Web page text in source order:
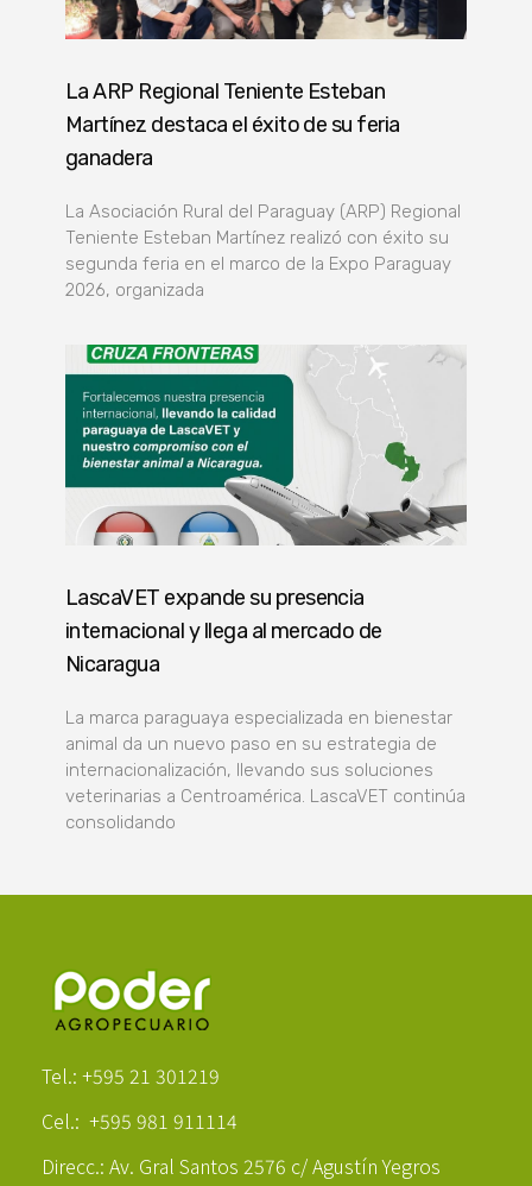
La ARP Regional Teniente Esteban
Martínez destaca el éxito de su feria
ganadera
La Asociación Rural del Paraguay (ARP) Regional
Teniente Esteban Martínez realizó con éxito su
segunda feria en el marco de la Expo Paraguay
2026, organizada
LascaVET expande su presencia
internacional y llega al mercado de
Nicaragua
La marca paraguaya especializada en bienestar
animal da un nuevo paso en su estrategia de
internacionalización, llevando sus soluciones
veterinarias a Centroamérica. LascaVET continúa
consolidando
Tel.: +595 21 301219
Cel.: +595 981 911114
Direcc.: Av. Gral Santos 2576 c/ Agustín Yegros